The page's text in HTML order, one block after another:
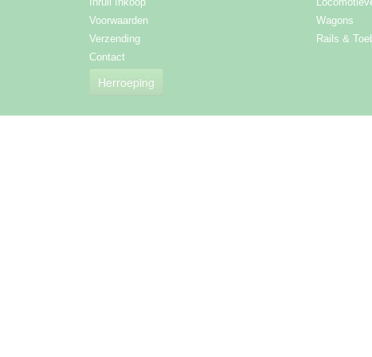
Voorwaarden
Verzending
Contact
Herroeping
Wagons
Rails &